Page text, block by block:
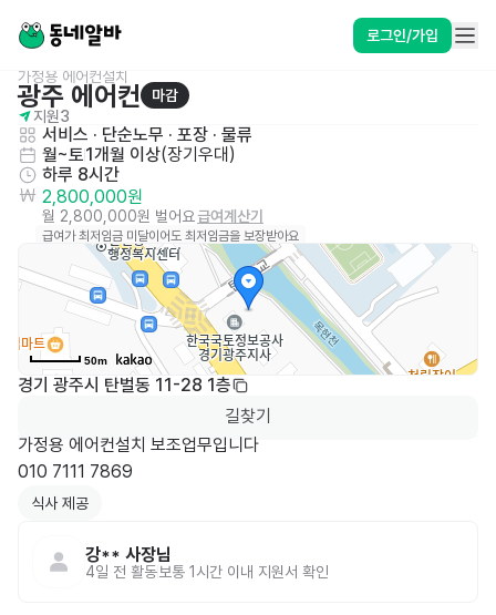
로그인/가입
가정용 에어컨설치
광주 에어컨
마감
지원3
서비스 · 단순노무 · 포장 · 물류
월~토1개월 이상(장기우대 )
하루 8시간
2,800,000원
월 2,800,000원 벌어요급여계산기
급여가 최저임금 미달이어도 최저임금을 보장받아요
50m
경기 광주시 탄벌동 11-28 1층
길찾기
가정용 에어컨설치 보조업무입니다
010 7111 7869
식사 제공
강** 사장님
4일 전 활동보통 1시간 이내 지원서 확인